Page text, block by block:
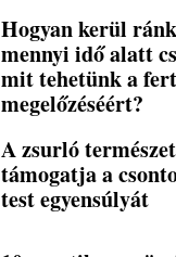
Hogyan kerül
mennyi idő alatt
mit tehetünk a
megelőzéséért?
A zsurló
támogatja a
test egyensúlyát